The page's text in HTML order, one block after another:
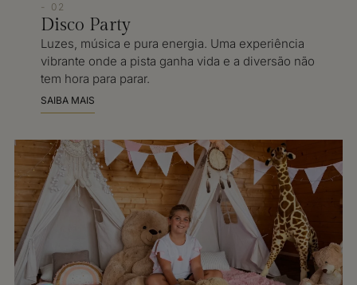
- 02
Disco Party
Luzes, música e pura energia. Uma experiência
vibrante onde a pista ganha vida e a diversão não
tem hora para parar.
SAIBA MAIS